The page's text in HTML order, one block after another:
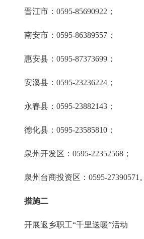
晋江市：0595-85690922；
南安市：0595-86389557；
惠安县：0595-87373699；
安溪县：0595-23236224；
永春县：0595-23882143；
德化县：0595-23585810；
泉州开发区：0595-22352568；
泉州台商投资区：0595-27390571。
措施二
开展返乡职工“千里送暖”活动